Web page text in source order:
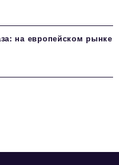
на европейском рынке